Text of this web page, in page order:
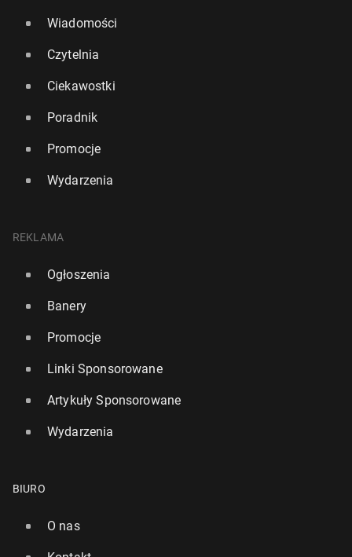
Wiadomości
Czytelnia
Ciekawostki
Poradnik
Promocje
Wydarzenia
REKLAMA
Ogłoszenia
Banery
Promocje
Linki Sponsorowane
Artykuły Sponsorowane
Wydarzenia
BIURO
O nas